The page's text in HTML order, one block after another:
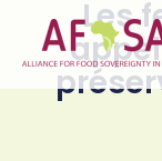
contenu
Les